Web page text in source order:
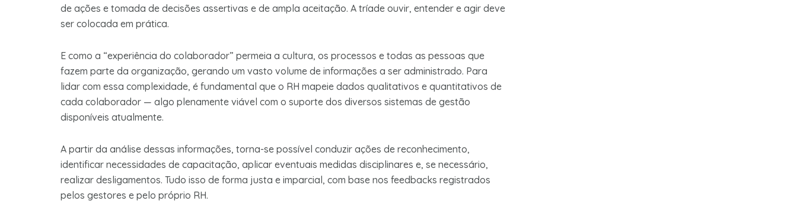
de ações e tomada de decisões assertivas e de ampla aceitação. A tríade ouvir, entender e agir deve
ser colocada em prática.
E como a “experiência do colaborador” permeia a cultura, os processos e todas as pessoas que
fazem parte da organização, gerando um vasto volume de informações a ser administrado. Para
lidar com essa complexidade, é fundamental que o RH mapeie dados qualitativos e quantitativos de
cada colaborador — algo plenamente viável com o suporte dos diversos sistemas de gestão
disponíveis atualmente.
A partir da análise dessas informações, torna-se possível conduzir ações de reconhecimento,
identificar necessidades de capacitação, aplicar eventuais medidas disciplinares e, se necessário,
realizar desligamentos. Tudo isso de forma justa e imparcial, com base nos feedbacks registrados
pelos gestores e pelo próprio RH.